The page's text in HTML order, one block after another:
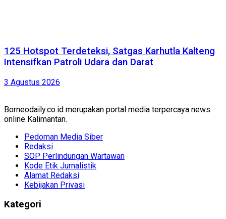
125 Hotspot Terdeteksi, Satgas Karhutla Kalteng
Intensifkan Patroli Udara dan Darat
3 Agustus 2026
Borneodaily.co.id merupakan portal media terpercaya news
online Kalimantan.
Pedoman Media Siber
Redaksi
SOP Perlindungan Wartawan
Kode Etik Jurnalistik
Alamat Redaksi
Kebijakan Privasi
Kategori